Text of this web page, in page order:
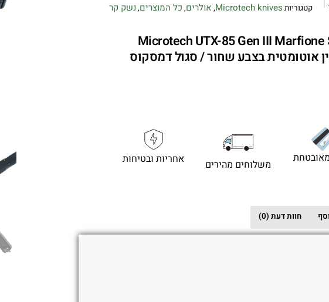
קטגוריות Microtech knives
, אולרים, כל המוצרים, נשק קר
Microtech UTX-85 Gen III
משלוחים מהירים אחריות ובטיחות
חוות דעת (0)